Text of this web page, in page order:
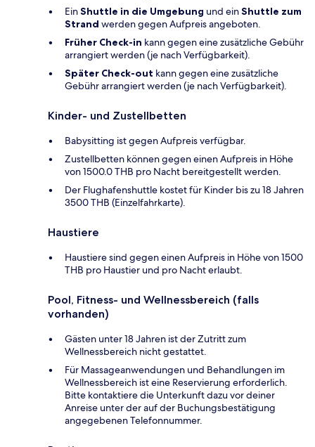
EinShuttle in die Umgebung und einShuttle zum
Strand werden gegen Aufpreis angeboten.
Früher Check-in kann gegen eine zusätzliche Gebühr
arrangiert werden (je nach Verfügbarkeit).
Später Check-out kann gegen eine zusätzliche
Gebühr arrangiert werden (je nach Verfügbarkeit).
Kinder- und Zustellbetten
Babysitting ist gegen Aufpreis verfügbar.
Zustellbetten können gegen einen Aufpreis in Höhe
von 1500.0 THB pro Nacht bereitgestellt werden.
Der Flughafenshuttle kostet für Kinder bis zu 18 Jahren
3500 THB (Einzelfahrkarte).
Haustiere
Haustiere sind gegen einen Aufpreis in Höhe von 1500
THB pro Haustier und pro Nacht erlaubt.
Pool, Fitness- und Wellnessbereich (falls
vorhanden)
Gästen unter 18 Jahren ist der Zutritt zum
Wellnessbereich nicht gestattet.
Für Massageanwendungen und Behandlungen im
Wellnessbereich ist eine Reservierung erforderlich.
Bitte kontaktiere die Unterkunft dazu vor deiner
Anreise unter der auf der Buchungsbestätigung
angegebenen Telefonnummer.